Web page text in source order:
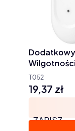
T052
Cena
19,37 zł
ZAPISZ